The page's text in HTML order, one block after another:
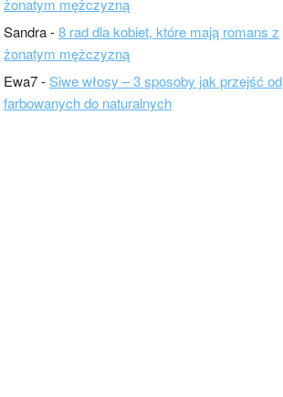
żonatym mężczyzną
Sandra-8 rad dla kobiet, które mają romans z
żonatym mężczyzną
Ewa7-Siwe włosy – 3 sposoby jak przejść od
farbowanych do naturalnych